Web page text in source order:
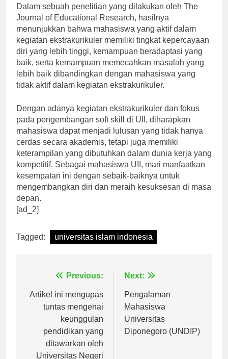
Dalam sebuah penelitian yang dilakukan oleh The
Journal of Educational Research, hasilnya
menunjukkan bahwa mahasiswa yang aktif dalam
kegiatan ekstrakurikuler memiliki tingkat kepercayaan
diri yang lebih tinggi, kemampuan beradaptasi yang
baik, serta kemampuan memecahkan masalah yang
lebih baik dibandingkan dengan mahasiswa yang
tidak aktif dalam kegiatan ekstrakurikuler.
Dengan adanya kegiatan ekstrakurikuler dan fokus
pada pengembangan soft skill di UII, diharapkan
mahasiswa dapat menjadi lulusan yang tidak hanya
cerdas secara akademis, tetapi juga memiliki
keterampilan yang dibutuhkan dalam dunia kerja yang
kompetitif. Sebagai mahasiswa UII, mari manfaatkan
kesempatan ini dengan sebaik-baiknya untuk
mengembangkan diri dan meraih kesuksesan di masa
depan.
[ad_2]
Tagged: universitas islam indonesia
Navigasi
pos
Previous:
Artikel ini mengupas
tuntas mengenai
keunggulan
pendidikan yang
ditawarkan oleh
Universitas Negeri
Next:
Pengalaman
Mahasiswa
Universitas
Diponegoro (UNDIP)